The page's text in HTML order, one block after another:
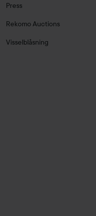
Press
Rekomo Auctions
Visselblåsning